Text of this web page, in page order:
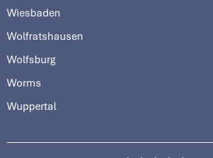
Wiesbaden
Wolfratshausen
Wolfsburg
Worms
Wuppertal